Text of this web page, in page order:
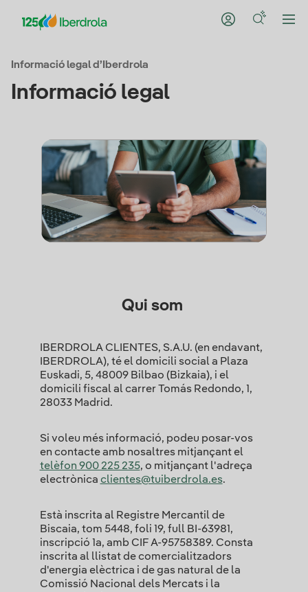
Informació legal d’Iberdrola
Informació legal
Qui som
IBERDROLA CLIENTES, S.A.U. (en endavant,
IBERDROLA), té el domicili social a Plaza
Euskadi, 5, 48009 Bilbao (Bizkaia), i el
domicili fiscal al carrer Tomás Redondo, 1,
28033 Madrid.
Si voleu més informació, podeu posar-vos
en contacte amb nosaltres mitjançant el
telèfon 900 225 235, o mitjançant l'adreça
electrònica clientes@tuiberdrola.es.
Està inscrita al Registre Mercantil de
Biscaia, tom 5448, foli 19, full BI-63981,
inscripció 1a, amb CIF A-95758389. Consta
inscrita al llistat de comercialitzadors
d'energia elèctrica i de gas natural de la
Comissió Nacional dels Mercats i la